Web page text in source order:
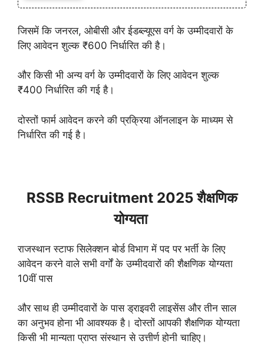
जिसमें कि जनरल, ओबीसी और ईडब्ल्यूएस वर्ग के उम्मीदवारों के
लिए आवेदन शुल्क ₹600 निर्धारित की है।
और किसी भी अन्य वर्ग के उम्मीदवारों के लिए आवेदन शुल्क
₹400 निर्धारित की गई है।
दोस्तों फार्म आवेदन करने की प्रक्रिया ऑनलाइन के माध्यम से
निर्धारित की गई है।
RSSB Recruitment 2025 शैक्षणिक
योग्यता
राजस्थान स्टाफ सिलेक्शन बोर्ड विभाग में पद पर भर्ती के लिए
आवेदन करने वाले सभी वर्गों के उम्मीदवारों की शैक्षणिक योग्यता
10वीं पास
और साथ ही उम्मीदवारों के पास ड्राइवरी लाइसेंस और तीन साल
का अनुभव होना भी आवश्यक है। दोस्तों आपकी शैक्षणिक योग्यता
किसी भी मान्यता प्राप्त संस्थान से उत्तीर्ण होनी चाहिए।